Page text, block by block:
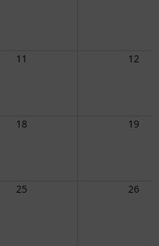
11 12
18 19
25 26